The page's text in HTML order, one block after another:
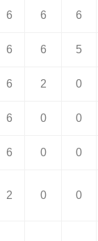
6 6 6
6 6 5
6 2 0
6 0 0
6 0 0
2 0 0